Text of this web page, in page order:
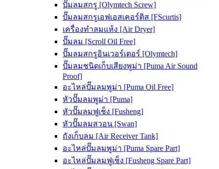
ปั๊มลมสกรู [Olymtech Screw]
ปั๊มลมสกรูเอฟเอสเคอร์ติส [FScurtis]
เครื่องทำลมแห้ง [Air Dryer]
ปั๊มลม [Scroll Oil Free]
ปั๊มลมสกรูอินเวอร์เตอร์ [Olymtech]
ปั๊มลมชนิดเก็บเสียงพูม่า [Puma Air Sound
Proof]
อะไหล่ปั๊มลมพูม่า [Puma Oil Free]
หัวปั๊มลมพูม่า [Puma]
หัวปั๊มลมฟูเช็ง [Fusheng]
หัวปั๊มลมสวอน [Swan]
ถังเก็บลม [Air Receiver Tank]
อะไหล่ปั๊มลมพูม่า [Puma Spare Part]
อะไหล่ปั๊มลมฟูเช็ง [Fusheng Spare Part]